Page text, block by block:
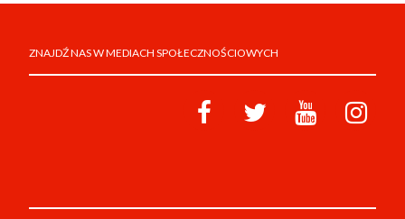
ZNAJDŹ NAS W MEDIACH SPOŁECZNOŚCIOWYCH